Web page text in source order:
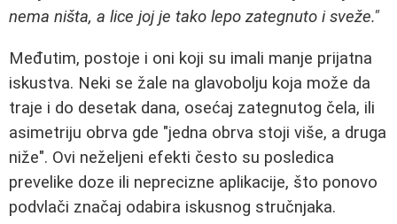
nema ništa, a lice joj je tako lepo zategnuto i sveže."
Međutim, postoje i oni koji su imali manje prijatna
iskustva. Neki se žale na glavobolju koja može da
traje i do desetak dana, osećaj zategnutog čela, ili
asimetriju obrva gde "jedna obrva stoji više, a druga
niže". Ovi neželjeni efekti često su posledica
prevelike doze ili neprecizne aplikacije, što ponovo
podvlači značaj odabira iskusnog stručnjaka.